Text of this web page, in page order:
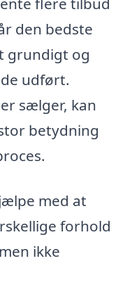
den bedste
grundigt og
udført.
sælger, kan
betydning
med at
forhold
ikke